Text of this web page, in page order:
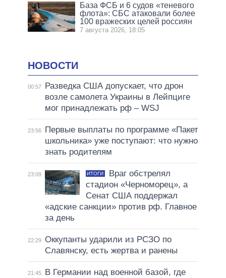
База ФСБ и 6 судов «теневого
флота»: СБС атаковали более
100 вражеских целей россиян
7 августа 2026, 18:05
НОВОСТИ
00:57
Разведка США допускает, что дрон
возле самолета Украины в Лейпциге
мог принадлежать рф – WSJ
23:56
Первые выплаты по программе «Пакет
школьника» уже поступают: что нужно
знать родителям
23:09 ИТОГИ
Враг обстрелял
стадион «Черноморец», а
Сенат США поддержал
«адские санкции» против рф. Главное
за день
22:29 Оккупанты ударили из РСЗО по
Славянску, есть жертва и ранены
21:45
В Германии над военной базой, где